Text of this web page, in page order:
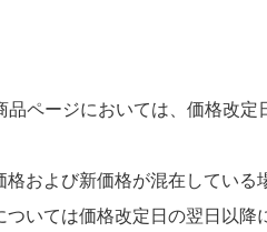
品ページにおいては、価格改
および新価格が混在してい
いては価格改定日の翌日以降